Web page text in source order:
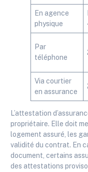
En agence
physique
Par
téléphone
Via courtier
en assurance
L’attestation
propriétaire. Elle doit
logement assuré, les
validité du contrat. En
document, certains
des attestations